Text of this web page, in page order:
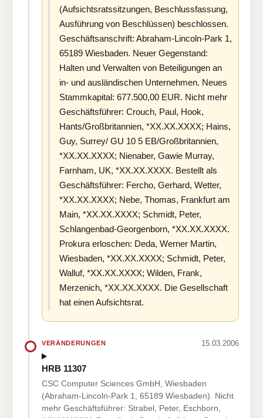
(Aufsichtsratssitzungen, Beschlussfassung,
Ausführung von Beschlüssen) beschlossen.
Geschäftsanschrift: Abraham-Lincoln-Park 1,
65189 Wiesbaden. Neuer Gegenstand:
Halten und Verwalten von Beteiligungen an
in- und ausländischen Unternehmen. Neues
Stammkapital: 677.500,00 EUR. Nicht mehr
Geschäftsführer: Crouch, Paul, Hook,
Hants/Großbritannien, *XX.XX.XXXX; Hains,
Guy, Surrey/ GU 10 5 EB/Großbritannien,
*XX.XX.XXXX; Nienaber, Gawie Murray,
Farnham, UK, *XX.XX.XXXX. Bestellt als
Geschäftsführer: Fercho, Gerhard, Wetter,
*XX.XX.XXXX; Nebe, Thomas, Frankfurt am
Main, *XX.XX.XXXX; Schmidt, Peter,
Schlangenbad-Georgenborn, *XX.XX.XXXX.
Prokura erloschen: Deda, Werner Martin,
Wiesbaden, *XX.XX.XXXX; Schmidt, Peter,
Walluf, *XX.XX.XXXX; Wilden, Frank,
Merzenich, *XX.XX.XXXX. Die Gesellschaft
hat einen Aufsichtsrat.
VERÄNDERUNGEN 15.03.2006
HRB 11307
CSC Computer Sciences GmbH, Wiesbaden
(Abraham-Lincoln-Park 1, 65189 Wiesbaden). Nicht
mehr Geschäftsführer: Strabel, Peter, Eschborn,